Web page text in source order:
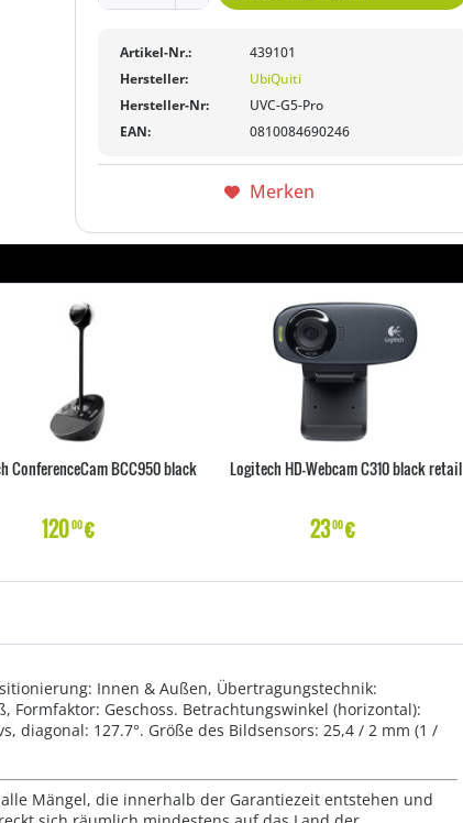
Artikel-Nr.:
439101
Hersteller:
UbiQuiti
Hersteller-Nr:
UVC-G5-Pro
EAN:
0810084690246
Merken
ConferenceCam BCC950 black
12000€
Logitech HD-Webcam C310 black retail
2300€
Innen & Außen, Übertragungstechnik:
Formfaktor: Geschoss. Betrachtungswinkel (horizontal):
diagonal: 127.7°. Größe des Bildsensors: 25,4 / 2 mm (1 /
Mängel, die innerhalb der Garantiezeit entstehen und